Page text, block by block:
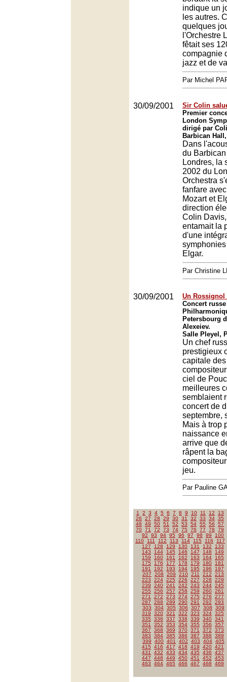
indique un
les autres.
quelques
l'Orchestre
fêtait ses
compagnie
jazz et de
Par Michel
30/09/2001
Sir Colin
Premier
London
dirigé par
Barbican
Dans
du
Londres, la
2002 du
Orchestra
fanfare
Mozart et
direction
Colin
entamait la
d'une
Elgar.
Par Christine
30/09/2001
Un
Concert
Petersbourg
Alexeiev.
Salle Pleyel,
Un chef
prestigieux
capitale
ciel de
meilleures
semblaient
concert de
septembre,
Mais à trop
naissance
arrive que
râpent la
jeu.
Par Pauline
1 2 3 4 5 6 7 8 9 10 11 12
13
26
27 28 29 30 31 32 33 34 35
48
49 50 51 52 53 54 55 56
57
70 71 72 73 74 75 76 77 78
79
92
93 94 95 96 97 98 99
100
110
111 112 113 114 115 116
117
127
128 129 130 131 132
133
143
144 145 146 147 148
149
159
160 161 162 163 164
165
175
176 177 178 179 180
181
191
192 193 194 195 196
197
207
208 209 210 211 212
213
223
224 225 226 227 228
229
239
240 241 242 243 244 245
255
256 257 258 259 260 261
271
272 273 274 275 276
277
287
288 289 290 291 292
293
303
304 305 306 307 308
309
319
320 321 322 323 324 325
335
336 337 338 339 340 341
351
352 353 354 355 356
357
367
368 369 370 371 372
373
383
384 385 386 387 388
389
399
400 401 402 403 404 405
415
416 417 418 419 420 421
431
432 433 434 435 436
437
447
448 449 450 451 452
453
463
464 465 466 467 468 469